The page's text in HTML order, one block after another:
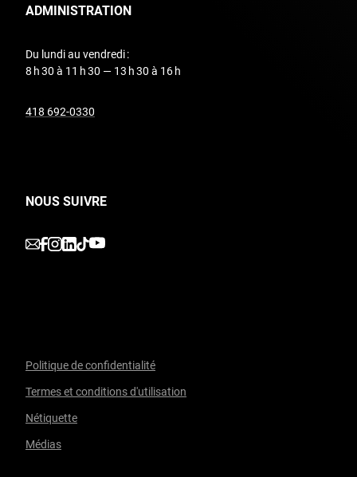
Facebook
undefined
linkedin
undefined
twitter
undefined
Courriel
ADMINISTRATION
Du lundi au vendredi :
8 h 30 à 11 h 30 — 13 h 30 à 16 h
418 692-0330
NOUS SUIVRE
undefined
undefined
undefined
undefined
undefined
Politique de confidentialité
Termes et conditions d'utilisation
Nétiquette
Médias